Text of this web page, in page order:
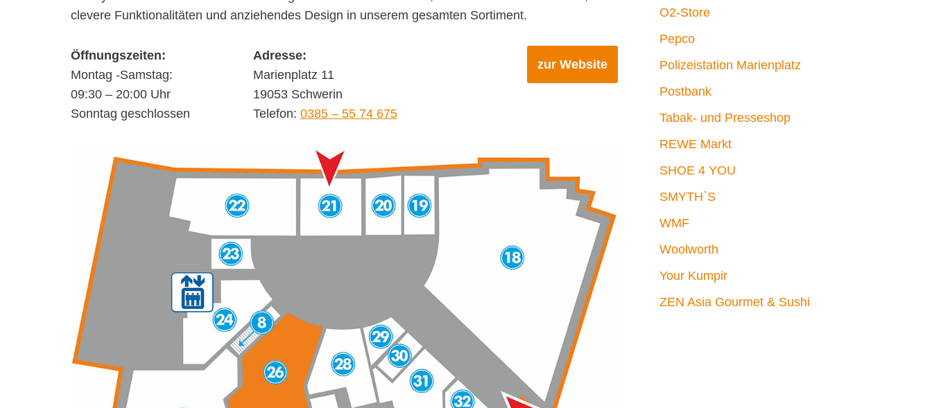
clevere Funktionalitäten und anziehendes Design in unserem gesamten Sortiment.
Öffnungszeiten:
Montag -Samstag:
09:30 – 20:00 Uhr
Sonntag geschlossen
Adresse:
Marienplatz 11
19053 Schwerin
Telefon: 0385 – 55 74 675
zur Website
O2-Store
Pepco
Polizeistation Marienplatz
Postbank
Tabak- und Presseshop
REWE Markt
SHOE 4 YOU
SMYTH`S
WMF
Woolworth
Your Kumpir
ZEN Asia Gourmet & Sushi